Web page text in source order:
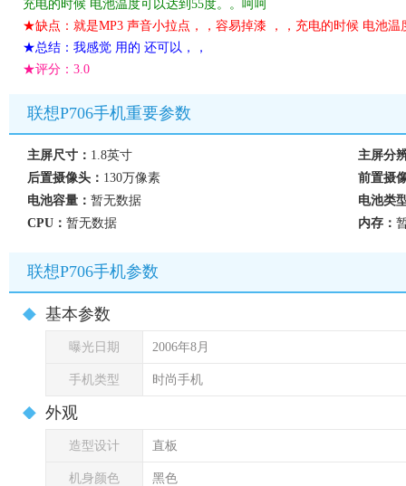
充电的时候 电池温度可以达到55度。。呵呵
★缺点：就是MP3 声音小拉点，，容易掉漆 ，，充电的时候 电池温
★总结：我感觉 用的 还可以，，
★评分： 3.0
联想P706手机重要参数
主屏尺寸： 1.8英寸
主屏分
后置摄像头： 130万像素
前置摄
电池容量： 暂无数据
电池类
CPU： 暂无数据 内存：
联想P706手机参数
基本参数
曝光日期 2006年8月
手机类型 时尚手机
外观
造型设计 直板
机身颜色 黑色